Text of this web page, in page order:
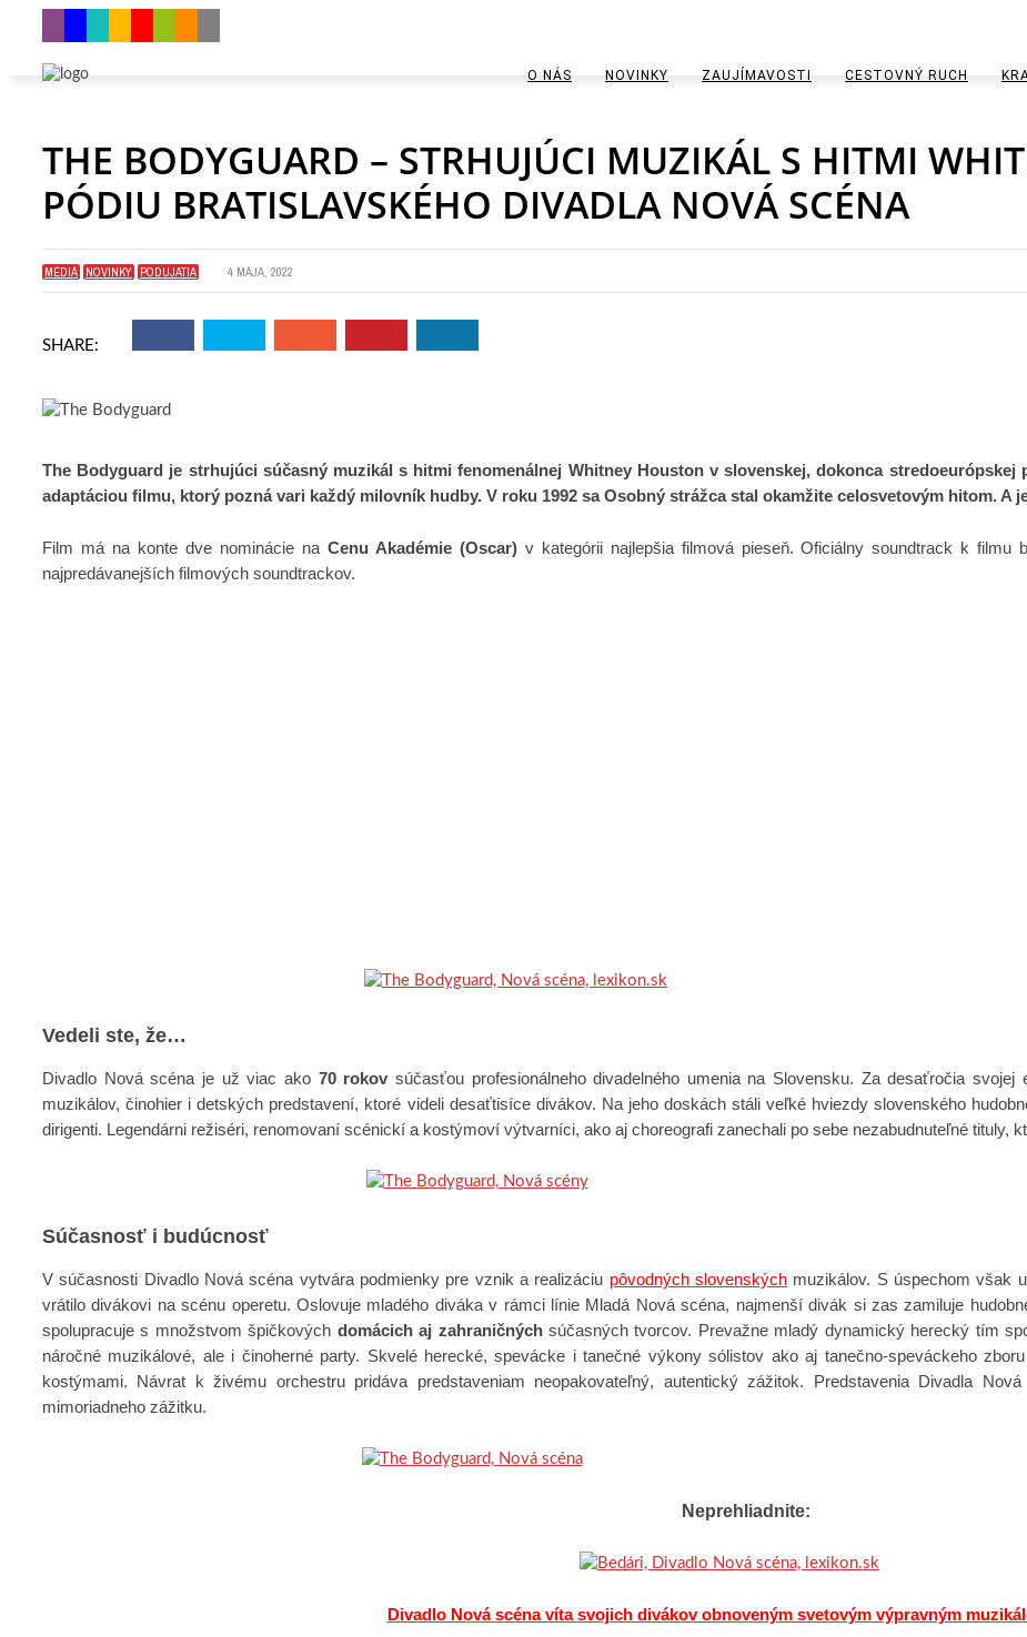
O NÁS NOVINKY
TIPY
ZAUJÍMAVOSTI
U SUSEDOV VO SVETE
CESTOVNÝ RUCH
GASTRO
THE BODYGUARD – STRHUJÚCI MUZIKÁL S HITMI
PÓDIU BRATISLAVSKÉHO DIVADLA NOVÁ SCÉNA
MÉDIÁ NOVINKY PODUJATIA 4 MÁJA, 2022
SHARE:
The Bodyguard je strhujúci súčasný muzikál s hitmi fenomenálnej Whitney Houston v slovenskej, dokonca stredoeurópskej
adaptáciou filmu, ktorý pozná vari každý milovník hudby. V roku 1992 sa Osobný strážca stal okamžite celosvetovým hitom. A
Film má na konte dve nominácie na Cenu Akadémie (Oscar)v kategórii najlepšia filmová pieseň. Oficiálny soundtrack k
najpredávanejších filmových soundtrackov.
Vedeli ste, že…
Divadlo Nová scéna je už viac ako 70 rokov súčasťou profesionálneho divadelného umenia na Slovensku. Za desaťročia svojej
muzikálov, činohier i detských predstavení, ktoré videli desaťtisíce divákov. Na jeho doskách stáli veľké hviezdy slovenského
dirigenti. Legendárni režiséri, renomovaní scénickí a kostýmoví výtvarníci, ako aj choreografi zanechali po sebe nezabudnuteľné tituly,
Súčasnosť i budúcnosť
V súčasnosti Divadlo Nová scéna vytvára podmienky pre vznik a realizáciu pôvodných slovenských muzikálov. S úspechom však
vrátilo divákovi na scénu operetu. Oslovuje mladého diváka v rámci línie Mladá Nová scéna, najmenší divák si zas zamiluje
spolupracuje s množstvom špičkových domácich aj zahraničnýchsúčasných tvorcov. Prevažne mladý dynamický herecký tím
náročné muzikálové, ale i činoherné party. Skvelé herecké, spevácke i tanečné výkony sólistov ako aj tanečno-speváckeho
kostýmami. Návrat k živému orchestru pridáva predstaveniam neopakovateľný, autentický zážitok. Predstavenia Divadla
mimoriadneho zážitku.
Neprehliadnite:
Divadlo Nová scéna víta svojich divákov obnoveným svetovým výpravným